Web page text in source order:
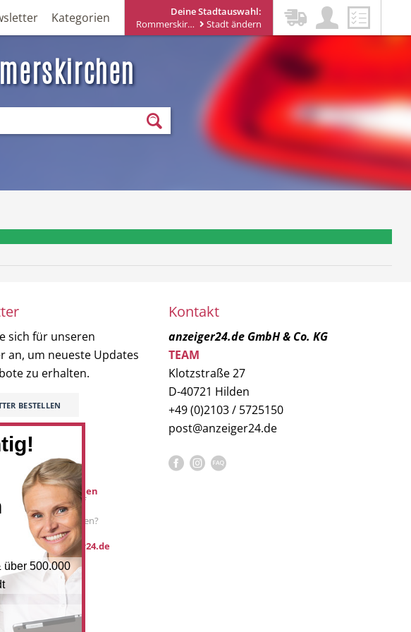
Deine Stadtauswahl:
Rommerskirchen
Stadt ändern
Kategorien
sich für unseren
an, um neueste Updates
zu erhalten.
BESTELLEN
Werbung buchen
Sie möchten auf
anzeiger24.de
Werbung schalten?
post@anzeiger24.de
Kontakt
anzeiger24.de GmbH & Co. KG
TEAM
Klotzstraße 27
D-40721 Hilden
+49 (0)2103 / 5725150
post@anzeiger24.de
über 500.000